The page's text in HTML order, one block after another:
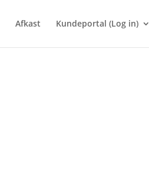
Afkast Kundeportal (Log in)